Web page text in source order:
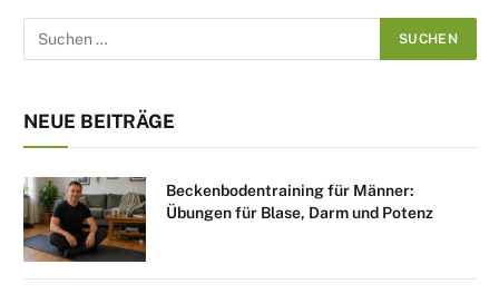
NEUE BEITRÄGE
Beckenbodentraining für Männer:
Übungen für Blase, Darm und Potenz